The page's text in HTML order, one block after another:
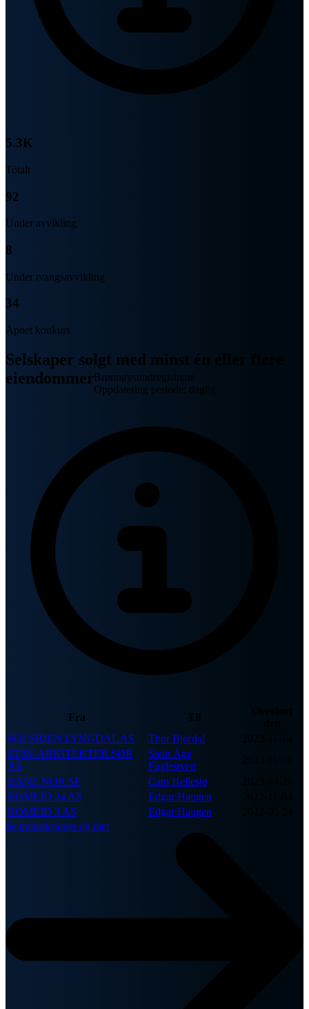
5.3K
Totalt
92
Under avvikling
8
Under tvangsavvikling
34
Åpnet konkurs
Selskaper solgt med minst én eller flere
eiendommerBrønnøysundregistrene
Oppdatering periode: daglig
Fra Til
SOLSIDEN LYNGDAL AS
Thor Bjørdal
STAV ARKITEKTER SØR
AS
Stein Åge
Fuglestveit
BANE NOR SF
Cato Hellesjø
ROMEID 24 AS
Edgar Haugen
ROMEID 3 AS
Edgar Haugen
Se transaksjoner og mer